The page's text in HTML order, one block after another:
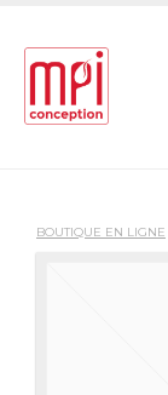
BOUTIQUE EN LIGNE